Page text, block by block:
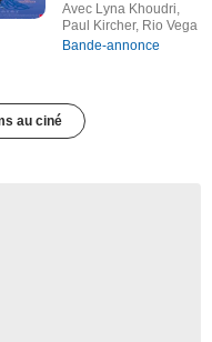
Avec Lyna Khoudri,
Paul Kircher, Rio Vega
Bande-annonce
au ciné